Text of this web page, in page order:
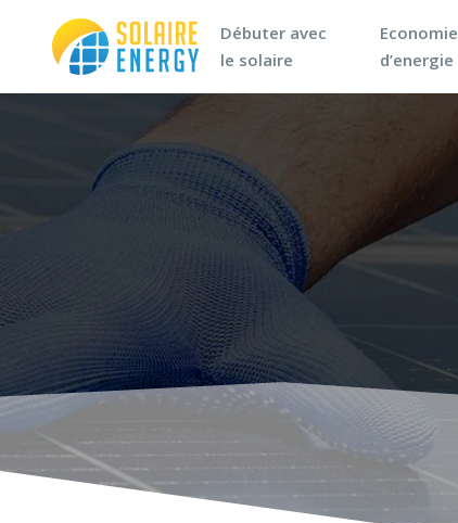
Débuter avec
le solaire
Economie
d’energie